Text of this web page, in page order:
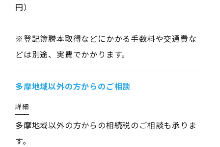
円）
※登記簿謄本取得などにかかる手数料や交通費な
どは別途、実費でかかります。
多摩地域以外の方からのご相談
詳細
多摩地域以外の方からの相続税のご相談も承りま
す。